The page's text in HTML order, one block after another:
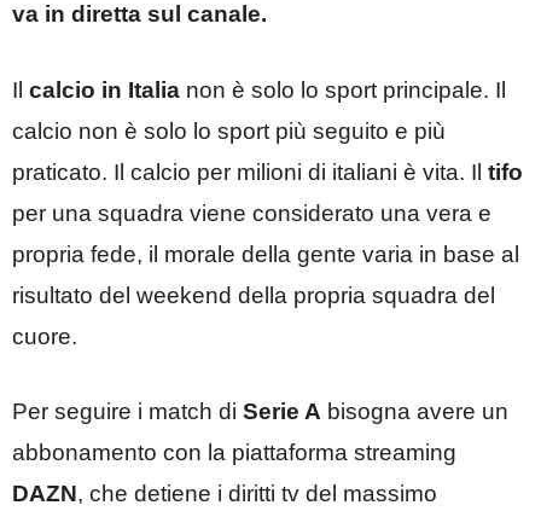
va in diretta sul canale.
Il calcio in Italia non è solo lo sport principale. Il
calcio non è solo lo sport più seguito e più
praticato. Il calcio per milioni di italiani è vita. Il tifo
per una squadra viene considerato una vera e
propria fede, il morale della gente varia in base al
risultato del weekend della propria squadra del
cuore.
Per seguire i match di Serie A bisogna avere un
abbonamento con la piattaforma streaming
DAZN, che detiene i diritti tv del massimo